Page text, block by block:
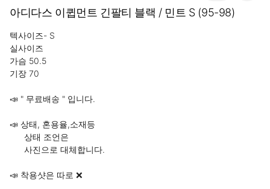
아디다스 이큅먼트 긴팔티 블랙 / 민트 S (95-98)
텍사이즈- S
실사이즈
가슴 50.5
기장 70
📣 " 무료배송 " 입니다.
📣 상태, 혼용율,소재등
📣 착용샷은 따로 ❌️